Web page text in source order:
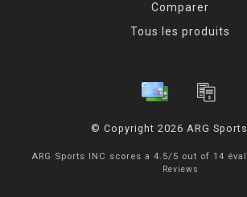
Comparer
Tous les produits
© Copyright 2026 ARG
ARG Sports INC scores a 4.5/ 5 out of 14
Reviews